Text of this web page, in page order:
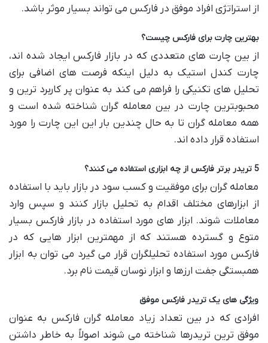
از استراتژی افراد موفق در فارکس می ‌تواند بسیار موثر باشد.
بهترین چارت برای فارکس چیست؟
از بین چارت های متعددی که در بازار فارکس ایجاد شده ‌اند،
چارت کندل استیک به دلیل اینکه فرصت های اضافی برای
تحلیل های تکنیکی را فراهم می کند به عنوان پر کاربرد ترین و
محبوبترین چارت در بین معامله گران شناخته شده است و
همه معامله گران تا به حال چندین بار این این چارت را مورد
استفاده قرار داده اند.
5 تریدر برتر فارکس از چه ابزاری استفاده می کنند؟
معامله ‌گران برای موفقیت و کسب سود در بازار باید با استفاده
از ابزارهای مختلف اقدام به تحلیل بازار کنند و سپس وارد
معاملات شوند. ابزار های مورد استفاده در بازار فارکس بسیار
متوع و گسترده هستند که از مهمترین ابزار هایی که در
فارکس مورد استفاده تحلیلگران قرار می گیرد می‌ توان به ابزار
همبستگی جفت ارزها و ابزار نوسان قیمت نام برد.
ویژگی های یک تریدر فارکس موفق
افرادی که در بین تعداد زیاد معامله گران فارکس به عنوان
موفق‌ ترین تریدرها شناخته می شوند اصولاً به خاطر داشتن